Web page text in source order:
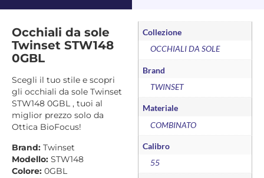
Occhiali da sole
Twinset STW148
0GBL
Scegli il tuo stile e scopri
gli occhiali da sole Twinset
STW148 0GBL , tuoi al
miglior prezzo solo da
Ottica BioFocus!
Brand: Twinset
Modello: STW148
Colore: 0GBL
Collezione
OCCHIALI DA SOLE
Brand
TWINSET
Materiale
COMBINATO
Calibro
55